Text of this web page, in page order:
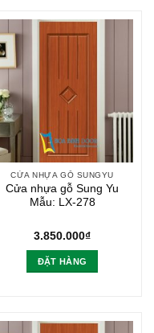
CỬA NHỰA GỖ SUNGYU
Cửa nhựa gỗ Sung Yu
Mẫu: LX-278
3.850.000₫
ĐẶT HÀNG